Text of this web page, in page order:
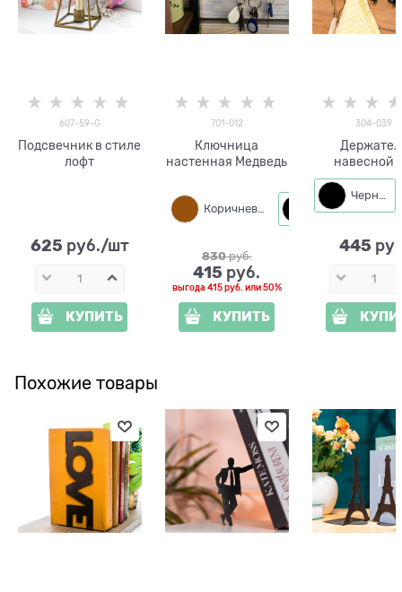
607-59-G
Подсвечник в стиле
лофт
625 руб./шт
КУПИТЬ
701-012
Ключница
настенная Медведь
Коричневый Черный
830 руб.
415 руб.
выгода 415 руб. или50%
КУПИТЬ
304-039
навесной
Черный
445
Похожие товары